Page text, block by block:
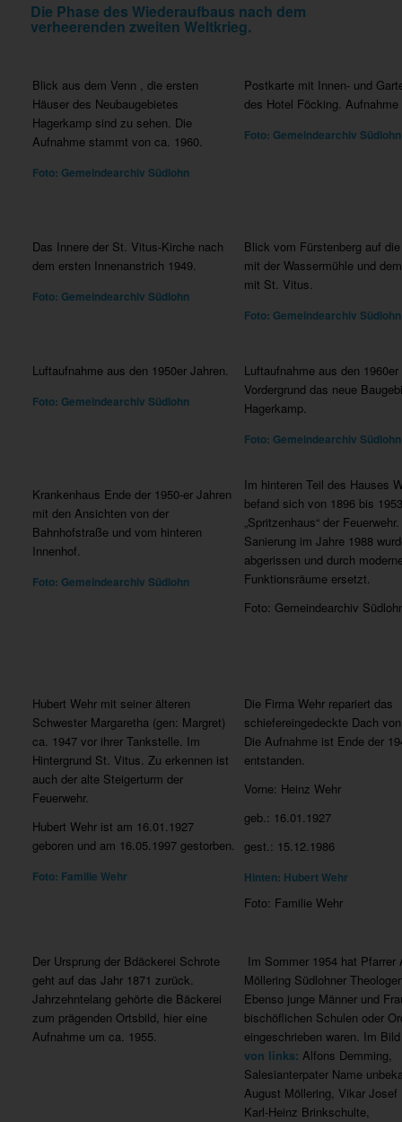
Die Phase des Wiederaufbaus nach dem
verheerenden zweiten Weltkrieg.
Blick aus dem Venn , die ersten
Häuser des Neubaugebietes
Hagerkamp sind zu sehen. Die
Aufnahme stammt von ca. 1960.
Foto: Gemeindearchiv Südlohn
Postkarte mit Innen- und
des Hotel Föcking. Aufnahme
Foto: Gemeindearchiv Südlohn
Das Innere der St. Vitus-Kirche nach
dem ersten Innenanstrich 1949.
Foto: Gemeindearchiv Südlohn
Blick vom Fürstenberg auf
mit der Wassermühle und
mit St. Vitus.
Foto: Gemeindearchiv Südlohn
Luftaufnahme aus den 1950er Jahren.
Foto: Gemeindearchiv Südlohn
Luftaufnahme aus den
Vordergrund das neue
Hagerkamp.
Foto: Gemeindearchiv Südlohn
Krankenhaus Ende der 1950-er Jahren
mit den Ansichten von der
Bahnhofstraße und vom hinteren
Innenhof.
Foto: Gemeindearchiv Südlohn
Im hinteren Teil des Hauses
befand sich von 1896 bis
„Spritzenhaus“ der
Sanierung im Jahre 1988
abgerissen und durch
Funktionsräume ersetzt.
Foto: Gemeindearchiv
Hubert Wehr mit seiner älteren
Schwester Margaretha (gen: Margret)
ca. 1947 vor ihrer Tankstelle. Im
Hintergrund St. Vitus. Zu erkennen ist
auch der alte Steigerturm der
Feuerwehr.
Hubert Wehr ist am 16.01.1927
geboren und am 16.05.1997 gestorben.
Foto: Familie Wehr
Die Firma Wehr repariert das
schiefereingedeckte Dach
Die Aufnahme ist Ende der
entstanden.
Vorne: Heinz Wehr
geb.: 16.01.1927
gest.: 15.12.1986
Hinten: Hubert Wehr
Foto: Familie Wehr
Der Ursprung der Bdäckerei Schrote
geht auf das Jahr 1871 zurück.
Jahrzehntelang gehörte die Bäckerei
zum prägenden Ortsbild, hier eine
Aufnahme um ca. 1955.
Im Sommer 1954 hat Pfarrer
Möllering Südlohner
Ebenso junge Männer und
bischöflichen Schulen oder
eingeschrieben waren. Im Bild
von links: Alfons Demming,
Salesianterpater Name
August Möllering, Vikar Josef
Karl-Heinz Brinkschulte,